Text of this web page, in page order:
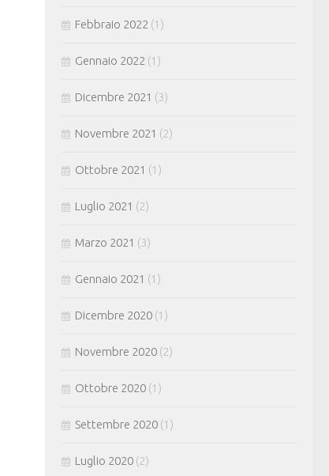
Febbraio 2022 (1)
Gennaio 2022 (1)
Dicembre 2021 (3)
Novembre 2021 (2)
Ottobre 2021 (1)
Luglio 2021 (2)
Marzo 2021 (3)
Gennaio 2021 (1)
Dicembre 2020 (1)
Novembre 2020 (2)
Ottobre 2020 (1)
Settembre 2020 (1)
Luglio 2020 (2)